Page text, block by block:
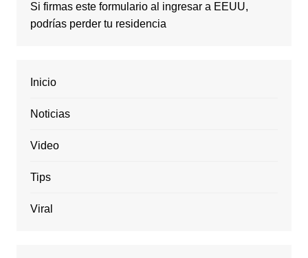
Si firmas este formulario al ingresar a EEUU,
podrías perder tu residencia
Inicio
Noticias
Video
Tips
Viral